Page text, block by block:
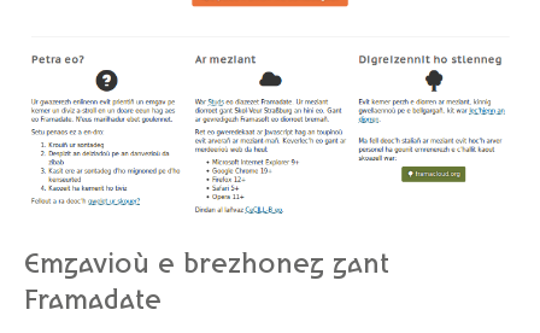
Emgavioù e brezhoneg gant
Framadate